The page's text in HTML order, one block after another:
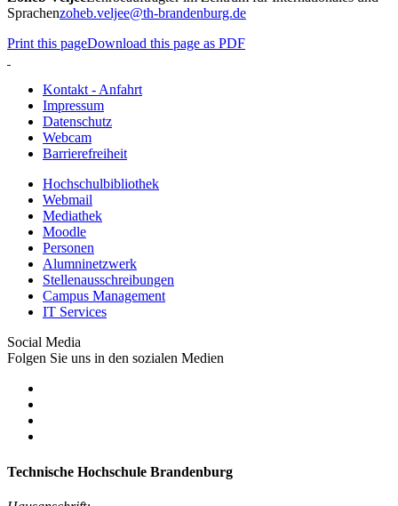
Sprachenzoheb.veljee@th-brandenburg.de
Print this pageDownload this page as PDF
Kontakt - Anfahrt
Impressum
Datenschutz
Webcam
Barrierefreiheit
Hochschulbibliothek
Webmail
Mediathek
Moodle
Personen
Alumninetzwerk
Stellenausschreibungen
Campus Management
IT Services
Social Media
Folgen Sie uns in den sozialen Medien
Technische Hochschule Brandenburg